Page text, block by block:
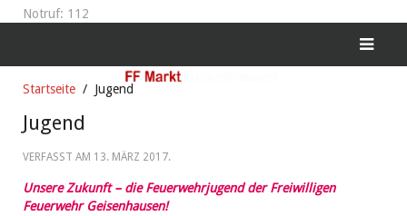
Notruf: 112
Startseite Jugend
Jugend
VERFASST AM 13. MÄRZ 2017.
Unsere Zukunft – die Feuerwehrjugend der Freiwilligen
Feuerwehr Geisenhausen!